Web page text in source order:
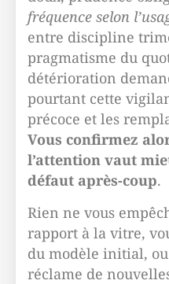
fréquence selon
entre discipline
pragmatisme du
détérioration
pourtant cette
précoce et les
Vous confirmez
l’attention vaut
défaut après-coup.
Rien ne vous
rapport à la vitre,
du modèle initial,
réclame de